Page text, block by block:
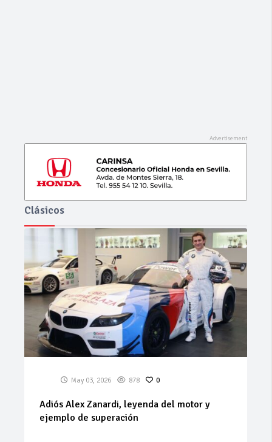
Clásicos
May 03, 2026 878 0
Adiós Alex Zanardi, leyenda del motor y
ejemplo de superación